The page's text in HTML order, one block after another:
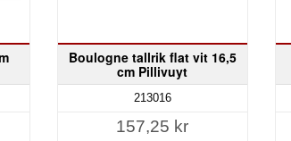
Boulogne tallrik flat vit 16,5
cm Pillivuyt
213016
157,25 kr